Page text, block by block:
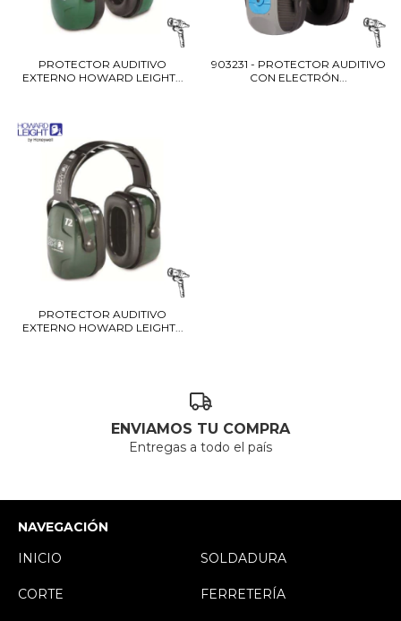
PROTECTOR AUDITIVO
EXTERNO HOWARD LEIGHT...
903231 - PROTECTOR AUDITIVO
CON ELECTRÓN...
PROTECTOR AUDITIVO
EXTERNO HOWARD LEIGHT...
ENVIAMOS TU COMPRA
Entregas a todo el país
NAVEGACIÓN
INICIO
SOLDADURA
CORTE FERRETERÍA